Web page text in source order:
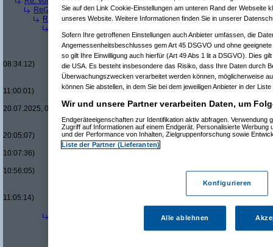
Re(2): Vorsicht bei Leergutrückgabe bei Hofer-Automaten
( mossess
Re(3): Vorsicht bei Leergutrückgabe bei Hofer-Automaten
(TuxTux
Re(5): Vorsicht bei Leergutrückgabe bei Hofer-Automaten
(
Re(6): Vorsicht bei Leergutrückgabe bei Hofer-Automaten
(
Re(7): Vorsicht bei Leergutrückgabe bei Hofer-Automaten
08:34:12)
Re(8): Vorsicht bei Leergutrückgabe bei Hofer-
Re(9): Vorsicht bei Leergutrückgabe bei Hofer-
11:00:01)
Re(10): Vorsicht bei Leergutrückgabe bei Hofer-
20.07.2025, 09:45:51)
Re(7): Vorsicht bei Leergutrückgabe bei Hofer-Automaten
Re(8): Vorsicht bei Leergutrückgabe bei Hofer-
20:05:07)
Re(8): Vorsicht bei Leergutrückgabe bei Hofer-
10:07:36)
10:56:05)
Re(5): Vorsicht bei Leergutrückgabe bei Hofer-Automaten
Re(6): Vorsicht bei Leergutrückgabe bei Hofer-Automaten
11:05:14)
Re(7): Vorsicht bei Leergutrückgabe bei Hofer-Automaten
Re(4): Vorsicht bei Leergutrückgabe bei Hofer-Automaten
Sie auf den Link Cookie-Einstellungen am unteren Rand der Webseite
unseres Website. Weitere Informationen finden Sie in unserer
Sofern Ihre getroffenen Einstellungen auch Anbieter umfassen, die
Angemessenheitsbeschlusses gem Art 45 DSGVO und ohne
so gilt Ihre Einwilligung auch hierfür (Art 49 Abs 1 lit a DSGVO). Dies
die USA. Es besteht insbesondere das Risiko, dass Ihre Daten durch
Überwachungszwecken verarbeitet werden können, möglicherweise
können Sie abstellen, in dem Sie bei dem jeweiligen Anbieter in der
Wir und unsere Partner verarbeiten Daten, um
Endgeräteeigenschaften zur Identifikation aktiv abfragen. Verwendung
Zugriff auf Informationen auf einem Endgerät. Personalisierte Werbung
und der Performance von Inhalten, Zielgruppenforschung sowie
Liste der Partner (Lieferanten)
Konfigurieren
Alle ablehnen